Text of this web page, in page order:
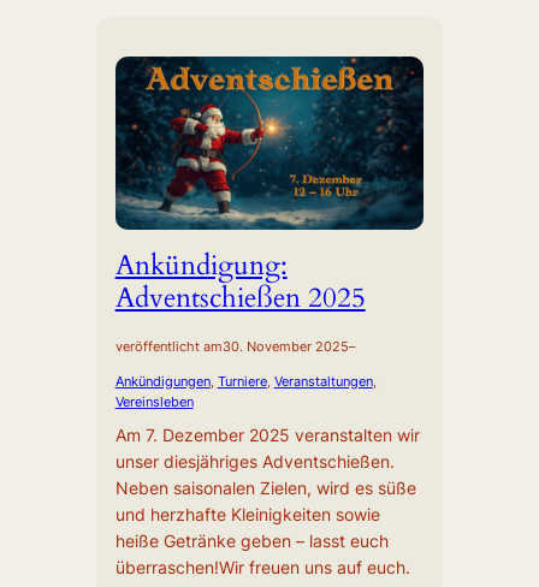
Ankündigung:
Adventschießen 2025
veröffentlicht am30. November 2025–
Ankündigungen, Turniere, Veranstaltungen
Vereinsleben
Am 7. Dezember 2025 veranstalten wir
unser diesjähriges Adventschießen.
Neben saisonalen Zielen, wird es süße
und herzhafte Kleinigkeiten sowie
heiße Getränke geben – lasst euch
überraschen!Wir freuen uns auf euch.